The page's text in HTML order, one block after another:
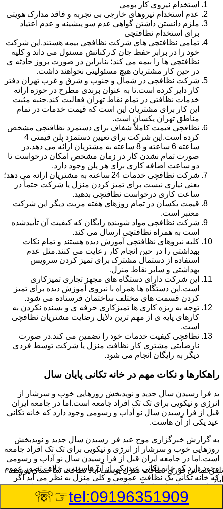
استخدام نیروی کار بومی
عدم استخدام نیروهای خارجی بی تجربه و فاقد مدارک هویتی
ملزم دانستن داشتن گواهی عدم سو پیشینه و عدم اعتیاد
برای استخدام نظافتچی
تمامی نظافتچی های شرکت نظافچی بیمه هستند.این شرکت
خود را در برابر حفظ جان کارکنانش مسئول می داند و کلیه
نظافتچی ها را بیمه می کند؛ بنابراین در صورت بروز حادثه ی
در حین کار مشتریان هیچ مسئولیتی نخواهند داشت.
شرکت نظافچی در شمال و جنوب و شرق و غرب تهران دفتر
کار دایر کرده است.تا به عنوان برندی مطرح در حوزه ارائه
خدمات نظافتی در تمام نقاط تهران فعالیت کند.جنبه مثبت
این کار برای مشتریان این است که قیمت خدمات در تمام
مناطق تهران یکسان است.
نظافچی قیمت کاملاً شفاف برای دستمزد نظافتچی مشخص
کرده است.این شرکت برای تعیین دستمزد پلن قیمتی 4
ساعته 6 ساعته و 8 ساعته به مشتریان ارائه می دهد.در
صورت تمام نشدن کار در زمان مشخص امکان درخواست تا
دو ساعت اضافه کاری برای هر پلن وجود دارد.
شرکت نظافچی خدمات 24 ساعته به مشتریان ارائه می دهد؛
یعنی نیازی نیست برای تمیز کردن منزل یا شرکت حتماً در
ساعت کاری درخواست نظافتچی بدهید.
قیمت یکسان در تمام روزهای هفته مزیت دیگر این شرکت
معتبر است.
شرکت نظافچی مواد شوینده رایگان که کیفیت آن تأییدشده
است به همراه نظافتچی ارسال می کند.
کلیه نیروهای نظافتچی آموزش دیده هستند و تمام نکات
بهداشتی را در حین انجام کار رعایت می کنند.مثل عدم
استفاده از دستمال مشترک برای تمیز کردن سرویس
بهداشتی و سایر نقاط منزل.
این شرکت دارای دستگاه های مجهز تجاری تمیزکاری
است.این دستگاه ها همراه با نیروی آموزش دیده برای تمیز
کردن قسمت های مختلف ساختمان فرستاده می شود.
توجه به ریزه کاری ها تمیزکاری حرفه ی و بسنده نکردن به
کارهای پایه ی از مهم ترین دلایل رضایت مشتریان نظافچی
است.
نظافچی کیفیت خدمات خود را تضمین می کند.در صورت
نارضایتی مشتری کار نظافت منزل یا شرکت توسط فردی
دیگر به رایگان انجام می شود.
راهکارها و نکات مهم در خانه تکانی پایان سال
ید فرا رسیدن سال جدید و نویدبخش روزهایی خوب و سرشار از
انرژی و نیکویی برای تک تک افراد جامعه است.اما در جامعه ایران
قبل از فرا رسیدن سال نو آداب و رسومی وجود دارد که خانه تکانی
عید یکی از آن هاست.
به گزارش خبرگزاری موج عید فرا رسیدن سال جدید و نویدبخش
روزهایی خوب و سرشار از انرژی و نیکویی برای تک تک افراد جامعه
است.اما در جامعه ایران قبل از فرا رسیدن سال نو آداب و رسومی
وجود دارد که خانه تکانی عید یکی از آن هاست.بر خلاف تصور عموم
که خانه تکانی یک نظافت عمومی و کلی منزل به نظر می آید اگر
بخواهیم به طور اصولی آن را انجام دهیم باید به برخی از نکات توجه
بیشتر داشته باشیم.
تلفن تماس فورینظافت منزل یوسف آباد نظافت ساختمان یوسف
آباد
tel:09196351909
☞☏